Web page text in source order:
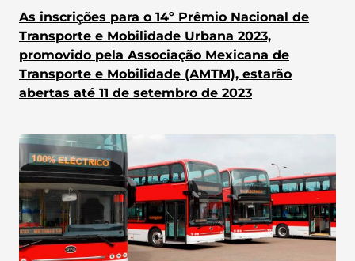
As inscrições para o 14º Prêmio Nacional de
Transporte e Mobilidade Urbana 2023,
promovido pela Associação Mexicana de
Transporte e Mobilidade (AMTM), estarão
abertas até 11 de setembro de 2023